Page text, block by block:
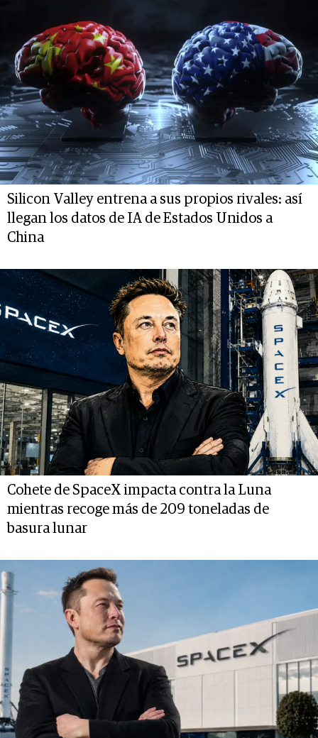
Silicon Valley entrena a sus propios rivales: así
llegan los datos de IA de Estados Unidos a
China
Cohete de SpaceX impacta contra la Luna
mientras recoge más de 209 toneladas de
basura lunar